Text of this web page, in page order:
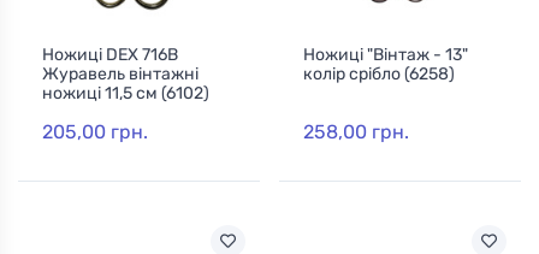
Ножиці DEX 716B
Журавель вінтажні
ножиці 11,5 см (6102)
205,00 грн.
Ножиці "Вінтаж - 13"
колір срібло (6258)
258,00 грн.